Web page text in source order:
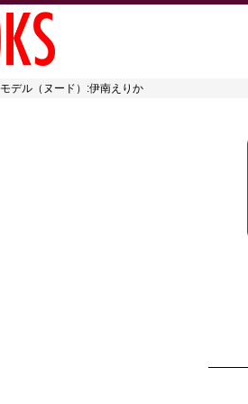
モデル（ヌード）:伊南えりか